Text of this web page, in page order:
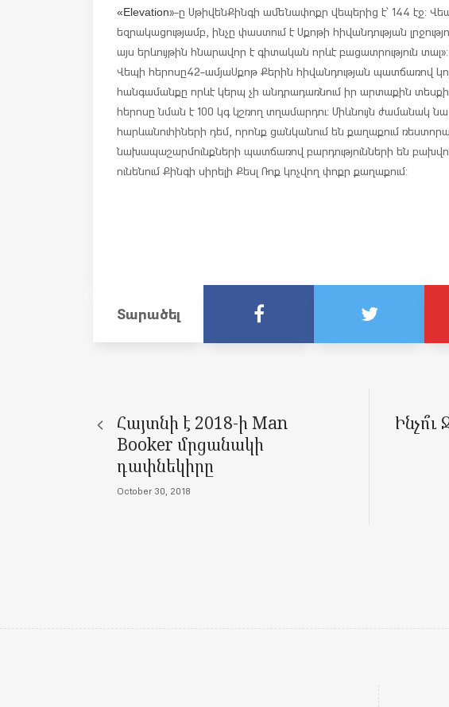
«Elevation»-ը Սթիվեն Քինգի ամենափոքր վեպերից է՝ 144 էջ:
եզրակացությամբ, ինչը փաստում է Սքոթի հիվանդության
այս երևույթին հնարավոր է գիտական որևէ բացատրություն տալ»:
Վեպի հերոսը 42-ամյա Սքոթ Քերին հիվանդության պատճառով
հանգամանքը որևէ կերպ չի անդրադառնում իր արտաքին
հերոսը նման է 100 կգ կշռող տղամարդու: Միևնույն ժամանակ
հարևանուհիների դեմ, որոնք ցանկանում են քաղաքում
նախապաշարմունքների պատճառով բարդությունների են
ունենում Քինգի սիրելի Քեսլ Ռոք կոչվող փոքր քաղաքում:
Տարածել
Հայտնի է 2018-ի Man
Booker մրցանակի
դափնեկիրը
October 30, 2018